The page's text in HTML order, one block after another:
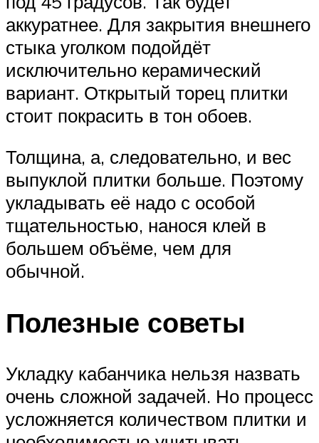
аккуратнее. Для закрытия внешнего
стыка уголком подойдёт
исключительно керамический
вариант. Открытый торец плитки
стоит покрасить в тон обоев.
Толщина, а, следовательно, и вес
выпуклой плитки больше. Поэтому
укладывать её надо с особой
тщательностью, нанося клей в
большем объёме, чем для
обычной.
Полезные советы
Укладку кабанчика нельзя назвать
очень сложной задачей. Но процесс
усложняется количеством плитки и